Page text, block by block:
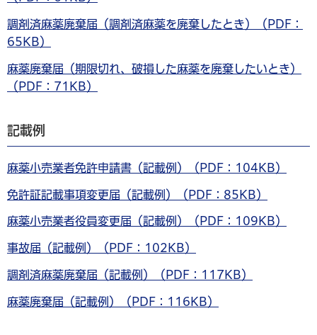
調剤済麻薬廃棄届（調剤済麻薬を廃棄したとき）（PDF：
65KB）
麻薬廃棄届（期限切れ、破損した麻薬を廃棄したいとき）
（PDF：71KB）
記載例
麻薬小売業者免許申請書（記載例）（PDF：104KB）
免許証記載事項変更届（記載例）（PDF：85KB）
麻薬小売業者役員変更届（記載例）（PDF：109KB）
事故届（記載例）（PDF：102KB）
調剤済麻薬廃棄届（記載例）（PDF：117KB）
麻薬廃棄届（記載例）（PDF：116KB）